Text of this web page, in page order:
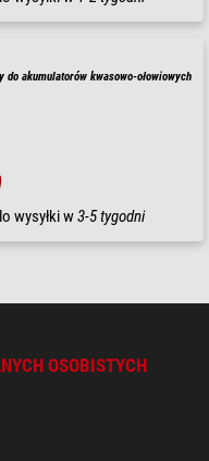
do akumulatorów kwasowo-ołowiowych
wysyłki w3-5 tygodni
OSOBISTYCH